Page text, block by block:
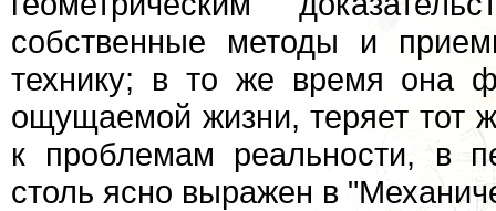
собственные методы и
технику; в то же время она
ощущаемой жизни, теряет тот
к проблемам реальности, в
столь ясно выражен в